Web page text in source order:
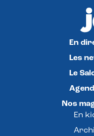
En
Les
Le
Nos
En